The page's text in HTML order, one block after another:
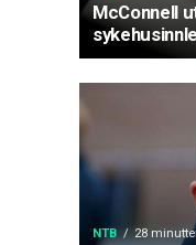
McConnell
NTB 28